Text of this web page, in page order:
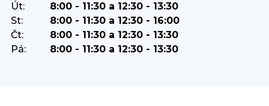
Út:
8:00 - 11:30 a 12:30 - 13:30
St:
8:00 - 11:30 a 12:30 - 16:00
Čt:
8:00 - 11:30 a 12:30 - 13:30
Pá:
8:00 - 11:30 a 12:30 - 13:30